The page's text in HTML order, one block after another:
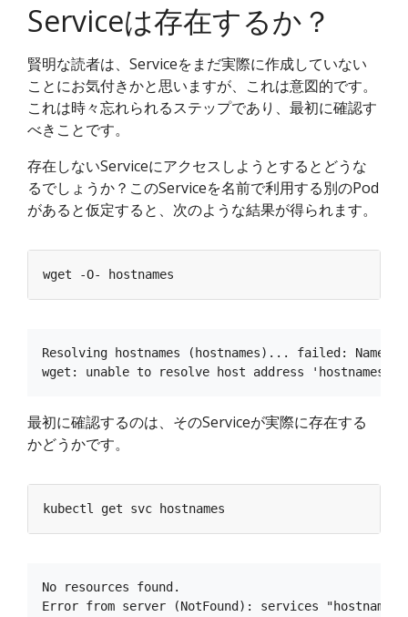
Serviceは存在するか？
賢明な読者は、Serviceをまだ実際に作成していない
ことにお気付きかと思いますが、これは意図的です。
これは時々忘れられるステップであり、最初に確認す
べきことです。
存在しないServiceにアクセスしようとするとどうな
るでしょうか？このServiceを名前で利用する別のPod
があると仮定すると、次のような結果が得られます。
Resolving hostnames (hostnames)... failed: Name
最初に確認するのは、そのServiceが実際に存在する
かどうかです。
No resources found.